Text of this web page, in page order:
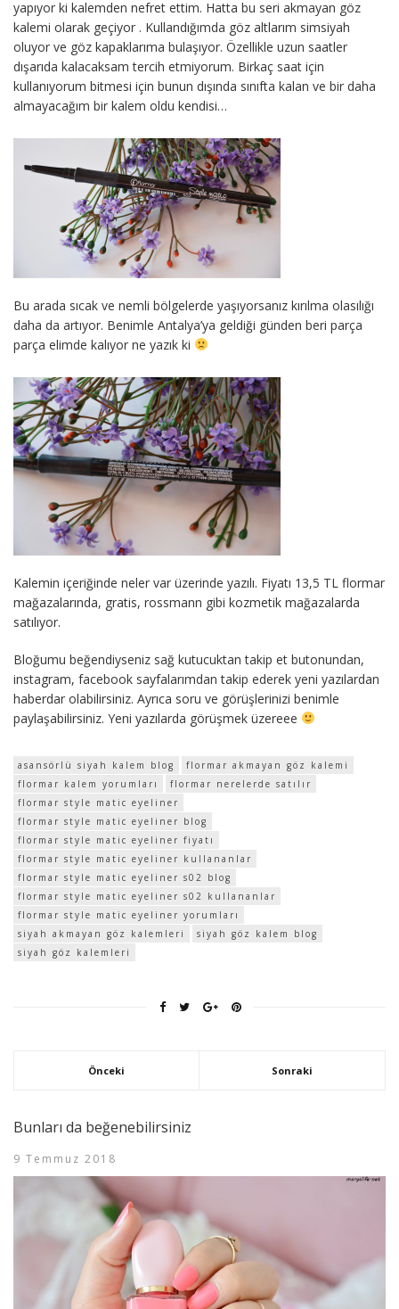
yapıyor ki kalemden nefret ettim. Hatta bu seri akmayan göz
kalemi olarak geçiyor . Kullandığımda göz altlarım simsiyah
oluyor ve göz kapaklarıma bulaşıyor. Özellikle uzun saatler
dışarıda kalacaksam tercih etmiyorum. Birkaç saat için
kullanıyorum bitmesi için bunun dışında sınıfta kalan ve bir daha
almayacağım bir kalem oldu kendisi…
Bu arada sıcak ve nemli bölgelerde yaşıyorsanız kırılma olasılığı
daha da artıyor. Benimle Antalya’ya geldiği günden beri parça
parça elimde kalıyor ne yazık ki
Kalemin içeriğinde neler var üzerinde yazılı. Fiyatı 13,5 TL flormar
mağazalarında, gratis, rossmann gibi kozmetik mağazalarda
satılıyor.
Bloğumu beğendiyseniz sağ kutucuktan takip et butonundan,
instagram, facebook sayfalarımdan takip ederek yeni yazılardan
haberdar olabilirsiniz. Ayrıca soru ve görüşlerinizi benimle
paylaşabilirsiniz. Yeni yazılarda görüşmek üzereee
asansörlü siyah kalem blog
flormar akmayan göz kalemi
flormar kalem yorumları
flormar nerelerde satılır
flormar style matic eyeliner
flormar style matic eyeliner blog
flormar style matic eyeliner fiyatı
flormar style matic eyeliner kullananlar
flormar style matic eyeliner s02 blog
flormar style matic eyeliner s02 kullananlar
flormar style matic eyeliner yorumları
siyah akmayan göz kalemleri
siyah göz kalem blog
siyah göz kalemleri
Önceki Sonraki
Bunları da beğenebilirsiniz
9 Temmuz 2018